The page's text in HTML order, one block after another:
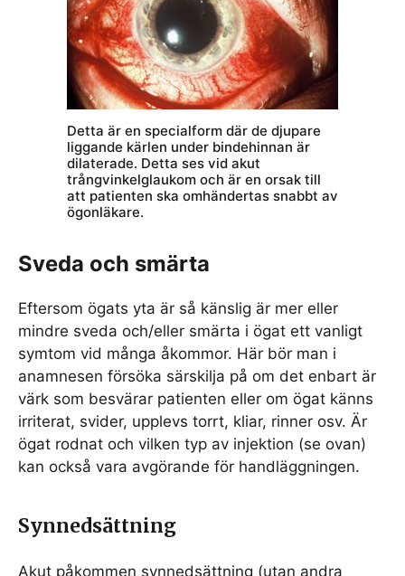
Detta är en specialform där de djupare
liggande kärlen under bindehinnan är
dilaterade. Detta ses vid akut
trångvinkelglaukom och är en orsak till
att patienten ska omhändertas snabbt av
ögonläkare.
Sveda och smärta
Eftersom ögats yta är så känslig är mer eller
mindre sveda och/eller smärta i ögat ett vanligt
symtom vid många åkommor. Här bör man i
anamnesen försöka särskilja på om det enbart är
värk som besvärar patienten eller om ögat känns
irriterat, svider, upplevs torrt, kliar, rinner osv. Är
ögat rodnat och vilken typ av injektion (se ovan)
kan också vara avgörande för handläggningen.
Synnedsättning
Akut påkommen synnedsättning (utan andra